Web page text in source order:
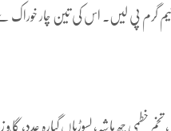
گرم پی لیں۔ اس کی تین چار خوراک سے
تخم خطمی چھ ماشہ، لسوڑیاں گیارہ عدد، گا